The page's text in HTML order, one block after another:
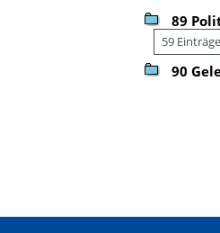
89
59 Einträge
90